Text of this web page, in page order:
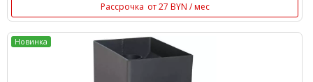
Рассрочка от 27 BYN / мес
Новинка